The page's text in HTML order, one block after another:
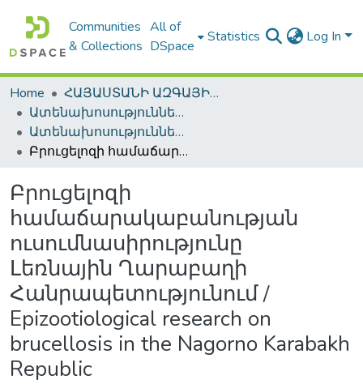
Communities
& Collections
All of
DSpace
Statistics Log In
Home
ՀԱՅԱՍՏԱՆԻ ԱԶԳԱՅԻՆ ԳՐԱԴԱՐԱՆԻ ԹՎԱՅԻՆ ՊԱՀՈՑ / DIGITAL REPOSITORY OF NLA
Ատենախոսություններ և սեղմագրեր / Theses & Abstracts
Ատենախոսություններ և սեղմագրեր / Theses & Abstracts
Բրուցելոզի համաճարակաբանության ուսումնասիրությունը Լեռնային Ղարաբաղի Հանրապետությունում / Epizootiological research on brucellosis in the Nagorno Karabakh Republic
Բրուցելոզի
համաճարակաբանության
ուսումնասիրությունը
Լեռնային Ղարաբաղի
Հանրապետությունում /
Epizootiological research on
brucellosis in the Nagorno Karabakh
Republic